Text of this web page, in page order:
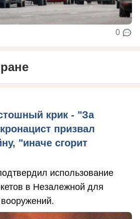
0
крик - "За
призвал
"иначе сгорит
использование
в Незалежной для